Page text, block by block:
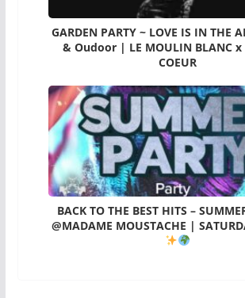
GARDEN PARTY ~ LOVE IS IN THE
& Oudoor | LE MOULIN BLANC x
COEUR
BACK TO THE BEST HITS –
@MADAME MOUSTACHE |